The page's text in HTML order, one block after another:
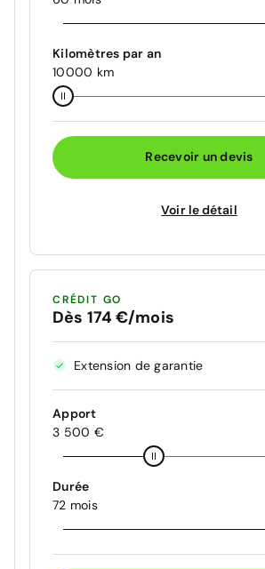
Kilomètres par an
10000 km
Recevoir un devis
Voir le détail
CRÉDIT GO
Dès 174 €/mois
Extension de garantie
Apport
3 500 €
Durée
72 mois